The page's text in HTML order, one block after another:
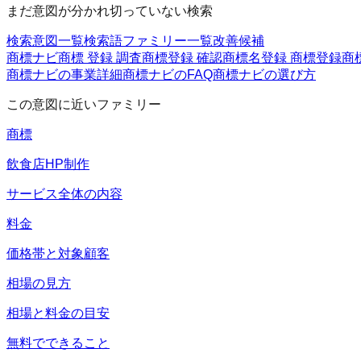
まだ意図が分かれ切っていない検索
検索意図一覧検索語ファミリー一覧改善候補
商標ナビ商標 登録 調査商標登録 確認商標名登録 商標登録商
商標ナビの事業詳細商標ナビのFAQ商標ナビの選び方
この意図に近いファミリー
商標
飲食店HP制作
サービス全体の内容
料金
価格帯と対象顧客
相場の見方
相場と料金の目安
無料でできること